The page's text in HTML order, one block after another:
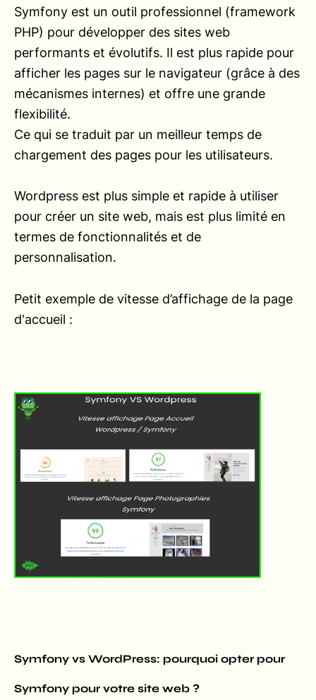
Symfony est un outil professionnel (framework
PHP) pour développer des sites web
performants et évolutifs. Il est plus rapide pour
afficher les pages sur le navigateur (grâce à des
mécanismes internes) et offre une grande
flexibilité.
Ce qui se traduit par un meilleur temps de
chargement des pages pour les utilisateurs.
Wordpress est plus simple et rapide à utiliser
pour créer un site web, mais est plus limité en
termes de fonctionnalités et de
personnalisation.
Petit exemple de vitesse d’affichage de la page
d'accueil :
Symfony vs WordPress: pourquoi opter pour
Symfony pour votre site web ?